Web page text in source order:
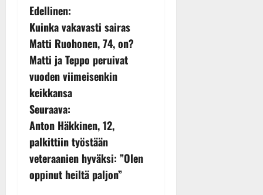
P
o
s
t
n
a
v
i
g
Edellinen:
Kuinka vakavasti sairas
Matti Ruohonen, 74, on?
Matti ja Teppo peruivat
vuoden viimeisenkin
keikkansa
Seuraava:
Anton Häkkinen, 12,
palkittiin työstään
veteraanien hyväksi: ”Olen
oppinut heiltä paljon”